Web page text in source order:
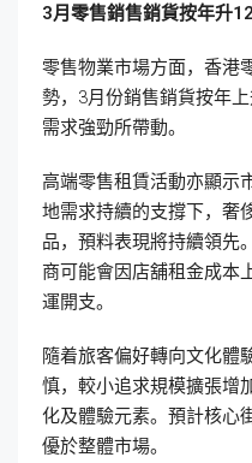
3月零售銷售銷貨按年升
零售物業市場方面，香港
勢，3月份銷售銷貨按年
需求強勁所帶動。
高端零售租賃活動亦顯示
地需求持續的支撐下，奢
品，預料表現將持續領先
商可能會因店舖租金成本
運開支。
隨着旅客偏好轉向文化體
慎，較小追求規模擴張增
化及體驗元素。預計核心
優於整體市場。